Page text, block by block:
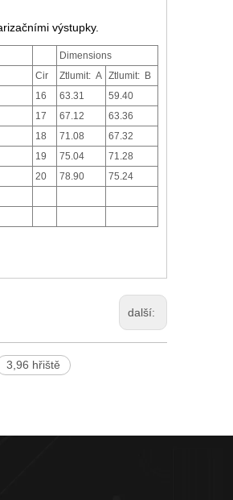
výstupky.
Dimensions
Cir Ztlumit: A Ztlumit: B
16 63.31
59.40
17 67.12
63.36
18 71.08
67.32
19 75.04
71.28
20 78.90
75.24
další:
3,96 hřiště